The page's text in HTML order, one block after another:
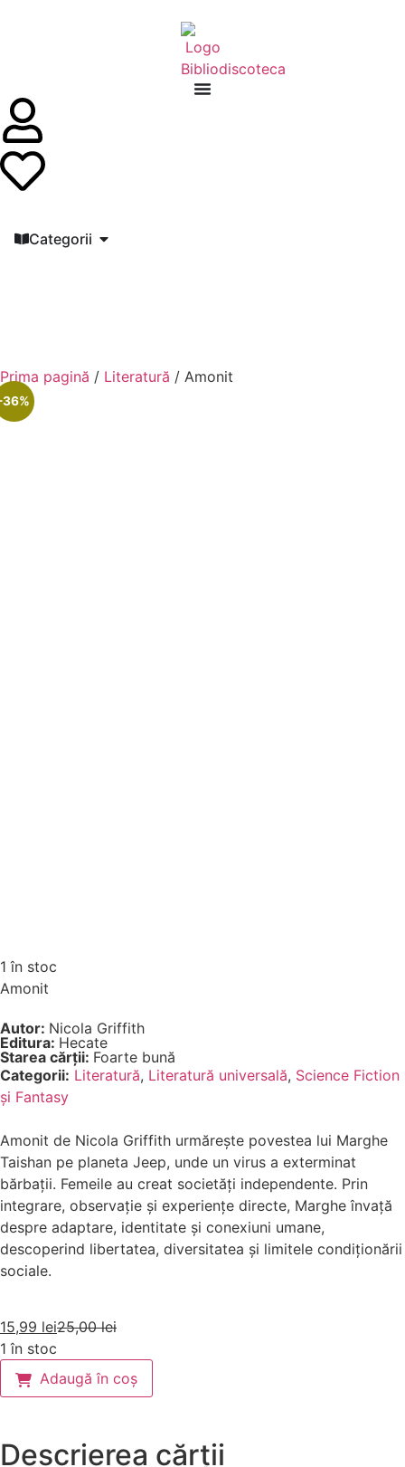
Categorii
Prima pagină / Literatură / Amonit
1 în stoc
Amonit
Autor: Nicola Griffith
Editura: Hecate
Starea cărții: Foarte bună
Categorii: Literatură, Literatură universală, Science Fiction
și Fantasy
Amonit de Nicola Griffith urmărește povestea lui Marghe
Taishan pe planeta Jeep, unde un virus a exterminat
bărbații. Femeile au creat societăți independente. Prin
integrare, observație și experiențe directe, Marghe învață
despre adaptare, identitate și conexiuni umane,
descoperind libertatea, diversitatea și limitele condiționării
sociale.
25,00lei
15,99 lei
1 în stoc
Adaugă în coș
Descrierea cărții